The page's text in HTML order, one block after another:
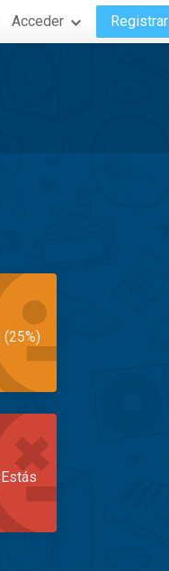
Acceder
(25%)